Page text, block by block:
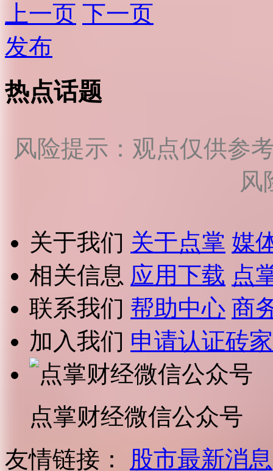
上一页 下一页
发布
热点话题
风险提示：观点仅供参
风
关于我们 关于点掌 媒
相关信息 应用下载 点
联系我们 帮助中心 商
加入我们 申请认证砖家
点掌财经微信公众号
友情链接：
股市最新消息